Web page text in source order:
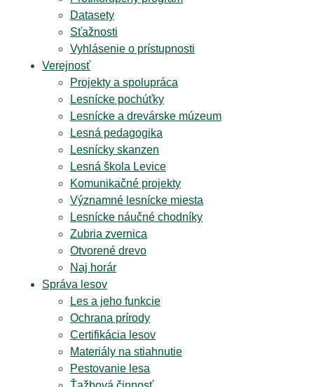
Datasety
Sťažnosti
Vyhlásenie o prístupnosti
Verejnosť
Projekty a spolupráca
Lesnícke pochúťky
Lesnícke a drevárske múzeum
Lesná pedagogika
Lesnícky skanzen
Lesná škola Levice
Komunikačné projekty
Významné lesnícke miesta
Lesnícke náučné chodníky
Zubria zvernica
Otvorené drevo
Naj horár
Správa lesov
Les a jeho funkcie
Ochrana prírody
Certifikácia lesov
Materiály na stiahnutie
Pestovanie lesa